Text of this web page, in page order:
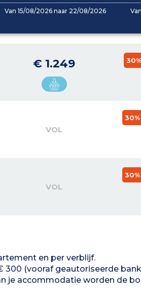
Van 15/08/2026 naar 22/08/2026
€ 1.249 30%
VOL
30%
VOL
30%
en per verblijf.
(vooraf geautoriseerde
je accommodatie worden de